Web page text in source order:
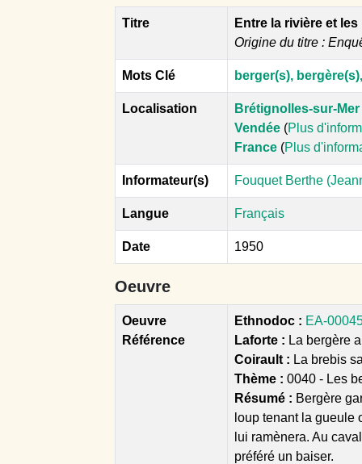
Titre
Entre la rivière et
Origine du titre :
Mots Clé berger(s),
Localisation
Brétignolles-sur-Mer
Vendée (Plus
France (Plus
Informateur(s) Fouquet Berthe
Langue Français
Date 1950
Oeuvre
Oeuvre
Référence
Ethnodoc : EA-
Laforte : La bergère
Coirault : La brebis
Thème : 0040 - Les
Résumé : Bergère
loup tenant la gueule
lui ramènera. Au
préféré un baiser.